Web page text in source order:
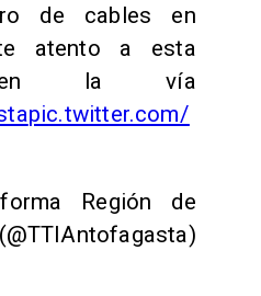
de cables en
atento a esta
en la vía
pic.twitter.com/
Región de